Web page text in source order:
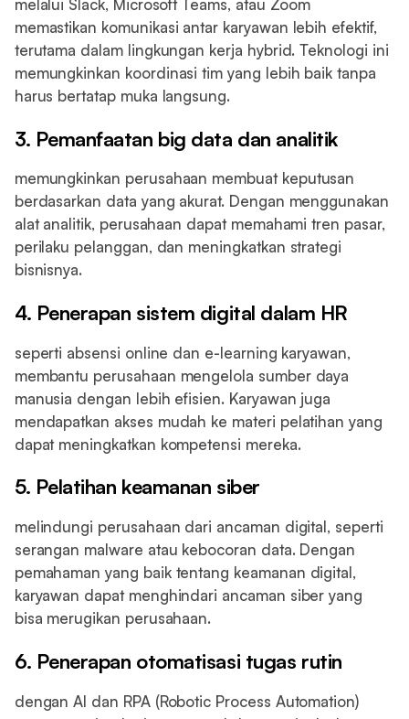
melalui Slack, Microsoft Teams, atau Zoom
memastikan komunikasi antar karyawan lebih efektif,
terutama dalam lingkungan kerja hybrid. Teknologi ini
memungkinkan koordinasi tim yang lebih baik tanpa
harus bertatap muka langsung.
3. Pemanfaatan big data dan analitik
memungkinkan perusahaan membuat keputusan
berdasarkan data yang akurat. Dengan menggunakan
alat analitik, perusahaan dapat memahami tren pasar,
perilaku pelanggan, dan meningkatkan strategi
bisnisnya.
4. Penerapan sistem digital dalam HR
seperti absensi online dan e-learning karyawan,
membantu perusahaan mengelola sumber daya
manusia dengan lebih efisien. Karyawan juga
mendapatkan akses mudah ke materi pelatihan yang
dapat meningkatkan kompetensi mereka.
5. Pelatihan keamanan siber
melindungi perusahaan dari ancaman digital, seperti
serangan malware atau kebocoran data. Dengan
pemahaman yang baik tentang keamanan digital,
karyawan dapat menghindari ancaman siber yang
bisa merugikan perusahaan.
6. Penerapan otomatisasi tugas rutin
dengan AI dan RPA (Robotic Process Automation)